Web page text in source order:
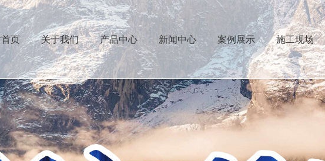
页 关于我们 产品中心 新闻中心 案例展示 施工现场